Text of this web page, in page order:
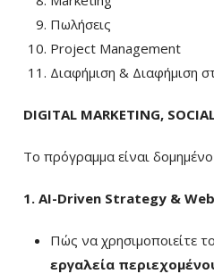
Πωλήσεις
Project Management
Διαφήμιση & Διαφήμιση
DIGITAL MARKETING,
Το πρόγραμμα είναι
1. AI-Driven Strategy &
Πώς να χρησιμοποιείτε το
εργαλεία